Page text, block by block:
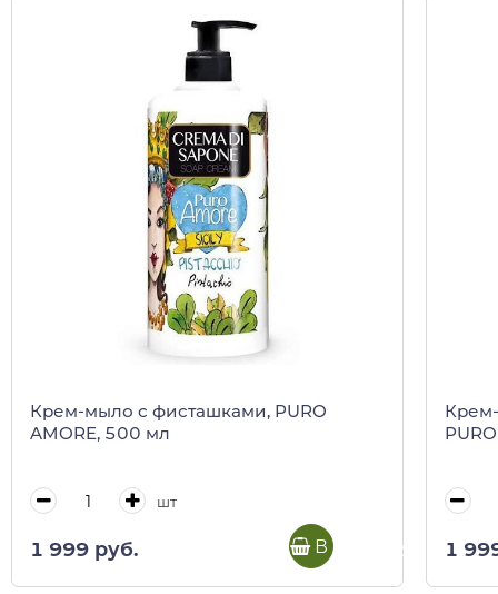
Крем-мыло с фисташками, PURO
AMORE, 500 мл
шт
1 999 руб. В корзину 1